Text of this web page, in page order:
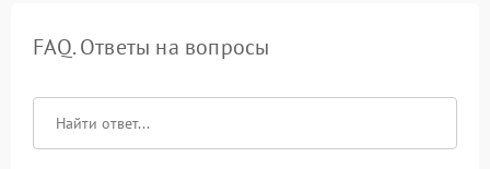
FAQ. Ответы на вопросы